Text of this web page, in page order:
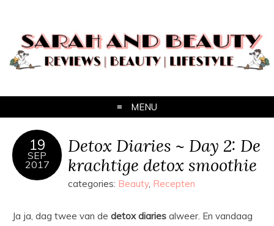
MENU
19
SEP
2017
Detox Diaries ~ Day 2: De
krachtige detox smoothie
categories: Beauty, Recepten
Ja ja, dag twee van de detox diaries alweer. En vandaag